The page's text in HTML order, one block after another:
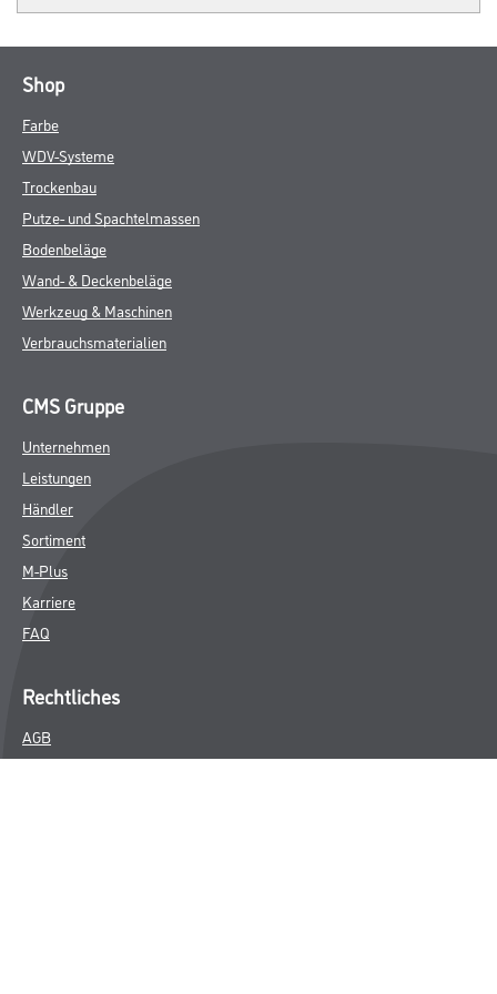
Shop
Farbe
WDV-Systeme
Trockenbau
Putze- und Spachtelmassen
Bodenbeläge
Wand- & Deckenbeläge
Werkzeug & Maschinen
Verbrauchsmaterialien
CMS Gruppe
Unternehmen
Leistungen
Händler
Sortiment
M-Plus
Karriere
FAQ
Rechtliches
AGB